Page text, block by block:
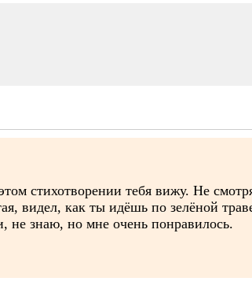
стихотворении тебя вижу. Не
видел, как ты идёшь по зелёной
не знаю, но мне очень понравилось.